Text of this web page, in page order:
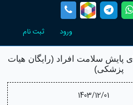
ورود ثبت نام
(current)
پایش سلامت افراد (رایگان هیات
پزشکی)